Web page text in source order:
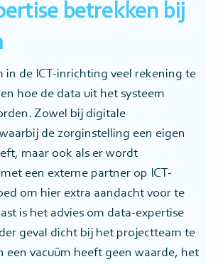
betrekken bij
in de ICT-inrichting veel rekening te
hoe de data uit het systeem
Zowel bij digitale
de zorginstelling een eigen
maar ook als er wordt
een externe partner op ICT-
om hier extra aandacht voor te
is het advies om data-expertise
geval dicht bij het projectteam te
een vacuüm heeft geen waarde, het